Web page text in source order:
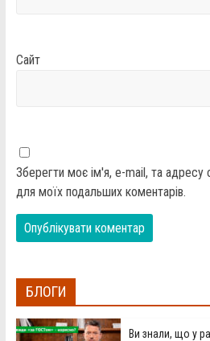
Сайт
Зберегти моє ім'я, e-mail, та адресу
для моїх подальших коментарів.
БЛОГИ
Ви знали, що у